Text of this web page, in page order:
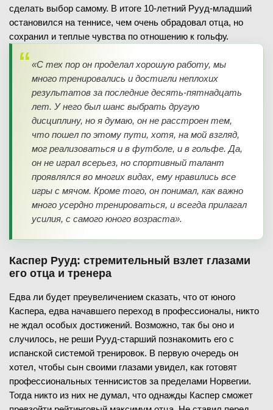
сделать выбор самому. В итоге 10-летний Рууд-младший
остановился на теннисе, чем очень обрадовал отца, но
сохранил и теплые чувства по отношению к гольфу.
«С тех пор он проделал хорошую работу, мы
много тренировались и достигли неплохих
результатов за последние десять-пятнадцать
лет. У него был шанс выбрать другую
дисциплину, но я думаю, он не расстроен тем,
что пошел по этому пути, хотя, на мой взгляд,
мог реализоваться и в футболе, и в гольфе. Да,
он не играл всерьез, но спортивный талант
проявлялся во многих видах, ему нравились все
игры с мячом. Кроме того, он понимал, как важно
много усердно тренироваться, и всегда прилагал
усилия, с самого юного возраста».
Каспер Рууд: стремительный взлет глазами
его отца и тренера
Едва ли будет преувеличением сказать, что от юного
Каспера, едва начавшего переход в профессионалы, никто
не ждал особых достижений. Возможно, так бы оно и
случилось, не реши Рууд-старший познакомить его с
испанской системой тренировок. В первую очередь он
хотел, чтобы сын своими глазами увидел, как готовят
профессиональных теннисистов за пределами Норвегии.
Тогда никто из них не думал, что однажды Каспер сможет